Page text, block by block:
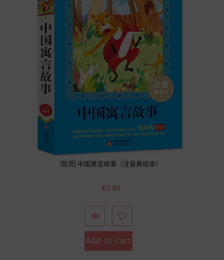
[现货] 中国寓言故事（注音美绘本）
Price
€7.90
 
Add to cart